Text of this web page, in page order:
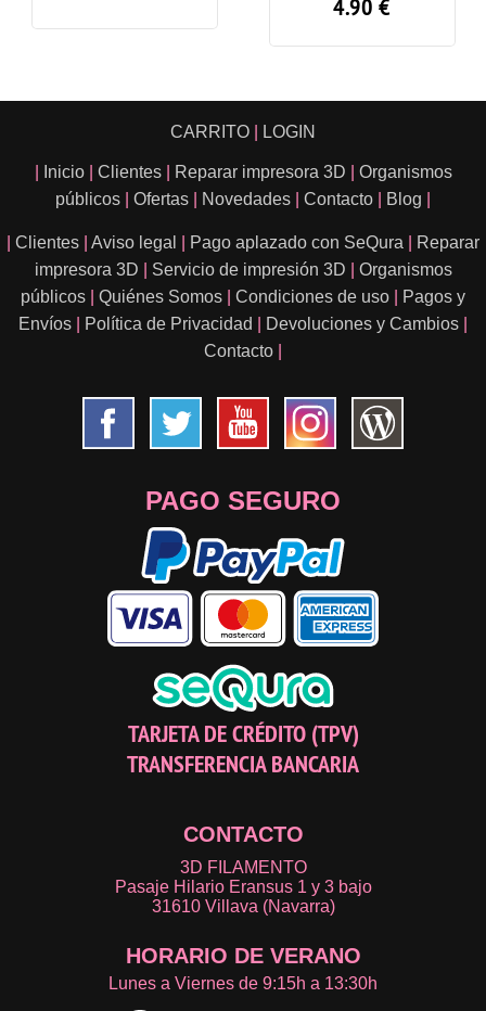
CARRITO LOGIN
Inicio Clientes Reparar impresora 3D
Organismos
públicos
Ofertas Novedades Contacto Blog
Clientes Aviso legal Pago aplazado con SeQura
Reparar
impresora 3D
Servicio de impresión 3D
Organismos
públicos
Quiénes Somos Condiciones de uso
Pagos y
Envíos
Política de Privacidad Devoluciones y Cambios
Contacto
PAGO SEGURO
TARJETA DE CRÉDITO (TPV)
TRANSFERENCIA BANCARIA
CONTACTO
3D FILAMENTO
Pasaje Hilario Eransus 1 y 3 bajo
31610 Villava (Navarra)
HORARIO DE VERANO
Lunes a Viernes de 9:15h a 13:30h